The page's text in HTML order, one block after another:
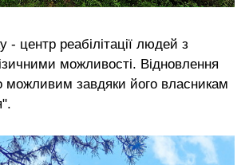
- центр реабілітації людей з
можливості. Відновлення
можливим завдяки його власникам